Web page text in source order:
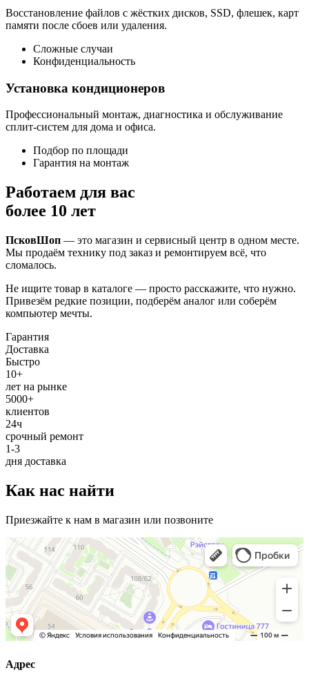
Восстановление файлов с жёстких дисков, SSD, флешек, карт
памяти после сбоев или удаления.
Сложные случаи
Конфиденциальность
Установка кондиционеров
Профессиональный монтаж, диагностика и обслуживание
сплит-систем для дома и офиса.
Подбор по площади
Гарантия на монтаж
Работаем для вас
более 10 лет
ПсковШоп — это магазин и сервисный центр в одном месте.
Мы продаём технику под заказ и ремонтируем всё, что
сломалось.
Не ищите товар в каталоге — просто расскажите, что нужно.
Привезём редкие позиции, подберём аналог или соберём
компьютер мечты.
Гарантия
Доставка
Быстро
10+
лет на рынке
5000+
клиентов
24ч
срочный ремонт
1-3
дня доставка
Как нас найти
Приезжайте к нам в магазин или позвоните
Адрес